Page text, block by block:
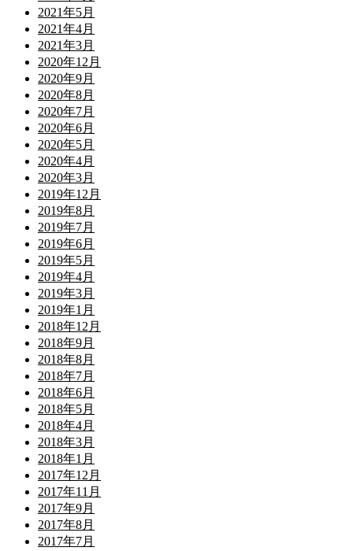
2021年5月
2021年4月
2021年3月
2020年12月
2020年9月
2020年8月
2020年7月
2020年6月
2020年5月
2020年4月
2020年3月
2019年12月
2019年8月
2019年7月
2019年6月
2019年5月
2019年4月
2019年3月
2019年1月
2018年12月
2018年9月
2018年8月
2018年7月
2018年6月
2018年5月
2018年4月
2018年3月
2018年1月
2017年12月
2017年11月
2017年9月
2017年8月
2017年7月